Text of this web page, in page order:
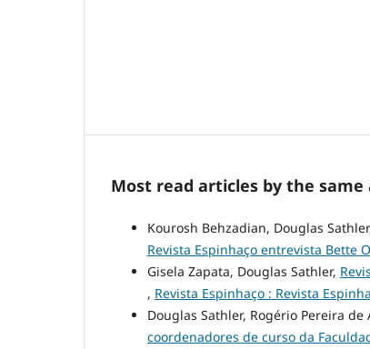
Most read articles by the same
Kourosh Behzadian, Douglas
Revista Espinhaço entrevista Bette
Gisela Zapata, Douglas Sathler,
, Revista Espinhaço : Revista
Douglas Sathler, Rogério Pereira
coordenadores de curso da